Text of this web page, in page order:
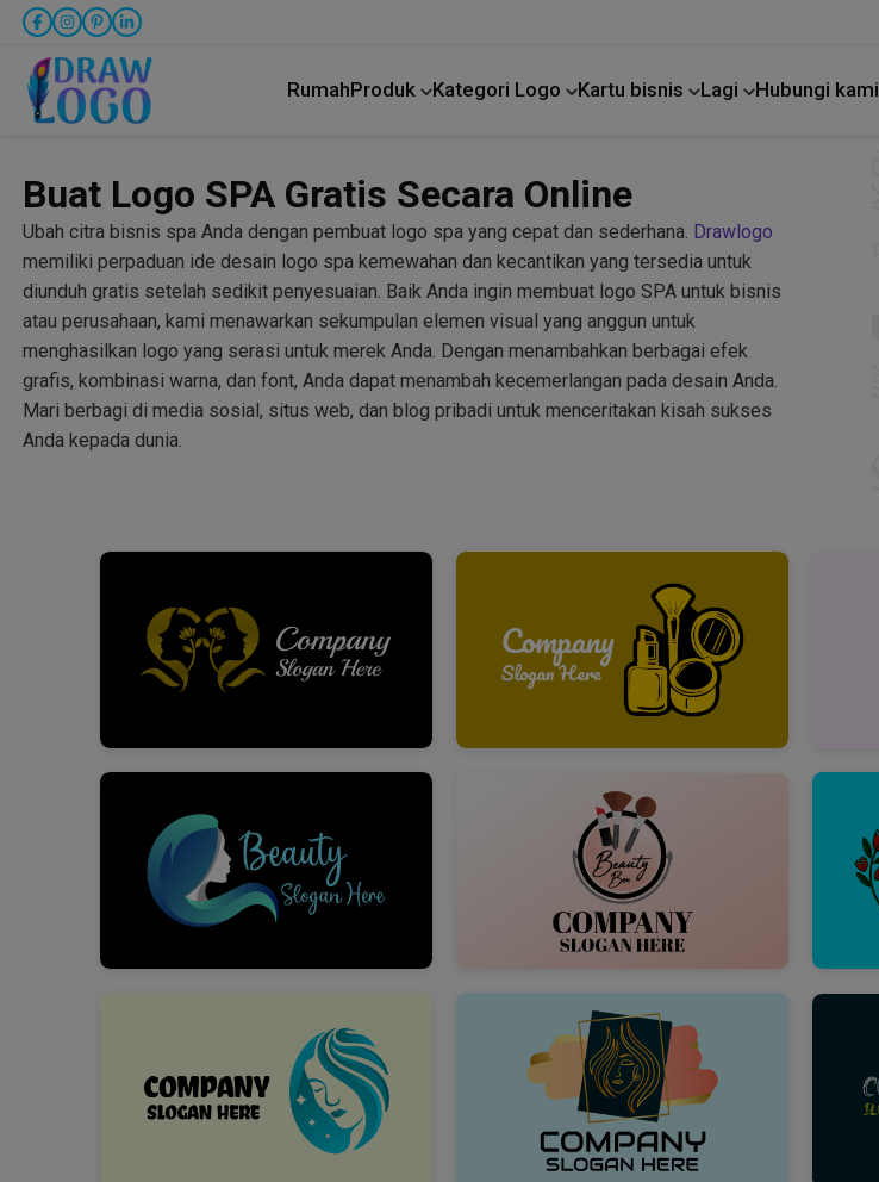
RumahProduk Kategori Logo Kartu bisnis Lagi Hubungi kami
Buat Logo SPA Gratis Secara Online
Ubah citra bisnis spa Anda dengan pembuat logo spa yang cepat dan sederhana. Drawlogo
memiliki perpaduan ide desain logo spa kemewahan dan kecantikan yang tersedia untuk
diunduh gratis setelah sedikit penyesuaian. Baik Anda ingin membuat logo SPA untuk bisnis
atau perusahaan, kami menawarkan sekumpulan elemen visual yang anggun untuk
menghasilkan logo yang serasi untuk merek Anda. Dengan menambahkan berbagai efek
grafis, kombinasi warna, dan font, Anda dapat menambah kecemerlangan pada desain Anda.
Mari berbagi di media sosial, situs web, dan blog pribadi untuk menceritakan kisah sukses
Anda kepada dunia.